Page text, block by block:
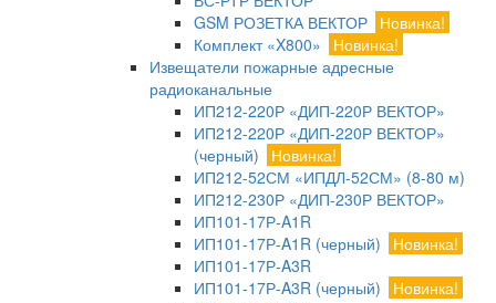
GSM РОЗЕТКА ВЕКТОР Новинка!
Комплект «X800»
Новинка!
Извещатели пожарные адресные
радиоканальные
ИП212-220Р «ДИП-220Р ВЕКТОР»
ИП212-220Р «ДИП-220Р ВЕКТОР»
(черный)
Новинка!
ИП212-52СМ «ИПДЛ-52СМ» (8-80 м)
ИП212-230Р «ДИП-230Р ВЕКТОР»
ИП101-17Р-A1R
ИП101-17Р-A1R (черный)
Новинка!
ИП101-17Р-A3R
ИП101-17Р-A3R (черный)
Новинка!